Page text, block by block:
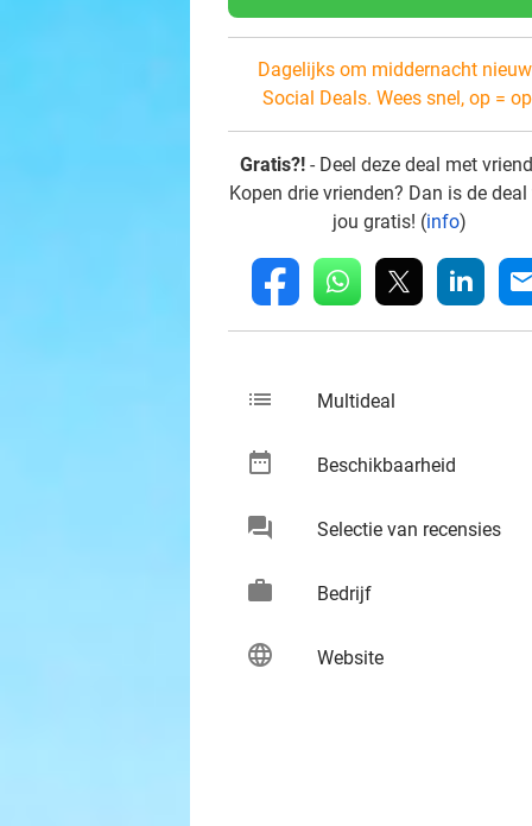
Dagelijks om middernacht
Social Deals. Wees snel, op =
Gratis?! - Deel deze deal met
Kopen drie vrienden? Dan is de
jou gratis! (info)
fb whatsapp linkedin
list Multideal
date_range Beschikbaarheid
chat Selectie van recensies
work Bedrijf
language Website